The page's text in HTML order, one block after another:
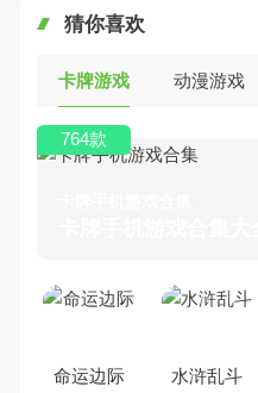
猜你喜欢
卡牌游戏 动漫游戏
卡牌手机游戏合集大
764款
命运边际 水浒乱斗